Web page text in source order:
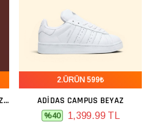
NIKE AIRFORCE PREMIUM BEYAZ GRI LACIVERT
2.ÜRÜN 599₺
ADIDAS CAMPUS BEYAZ
%40 1,399.99 TL